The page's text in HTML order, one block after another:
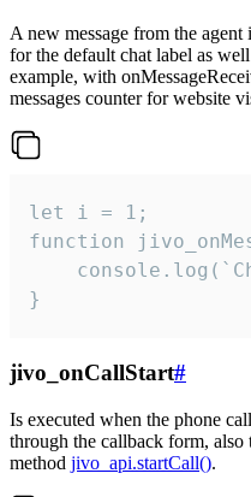
A new message from the
for the default chat label as
example, with
messages counter for website
let i = 1;
function
}
jivo_onCallStart#
Is executed when the phone
through the callback form,
method jivo_api.startCall().